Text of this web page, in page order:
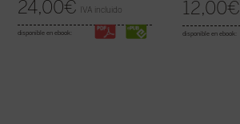
24,00€ IVA incluido
disponible en ebook:
12,00€
disponible en ebook: